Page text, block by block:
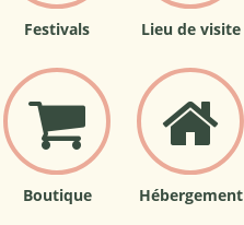
Festivals Lieu de visite
Boutique Hébergement